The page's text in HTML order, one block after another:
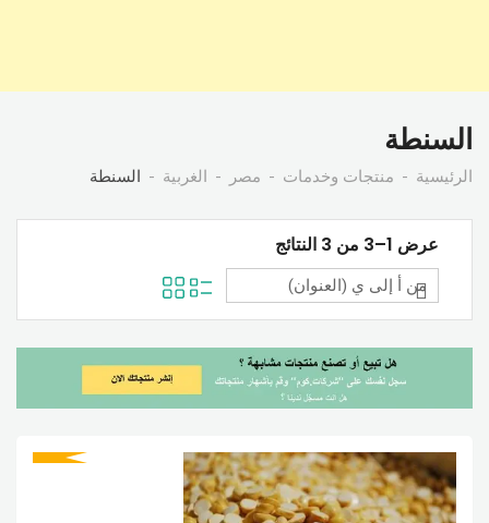
السنطة
الرئيسية منتجات وخدمات مصر الغربية السنطة
عرض 1–3 من 3 النتائج